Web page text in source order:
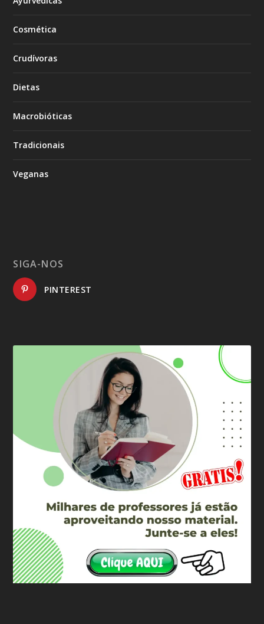
Cosmética
Crudívoras
Dietas
Macrobióticas
Tradicionais
Veganas
SIGA-NOS
PINTEREST